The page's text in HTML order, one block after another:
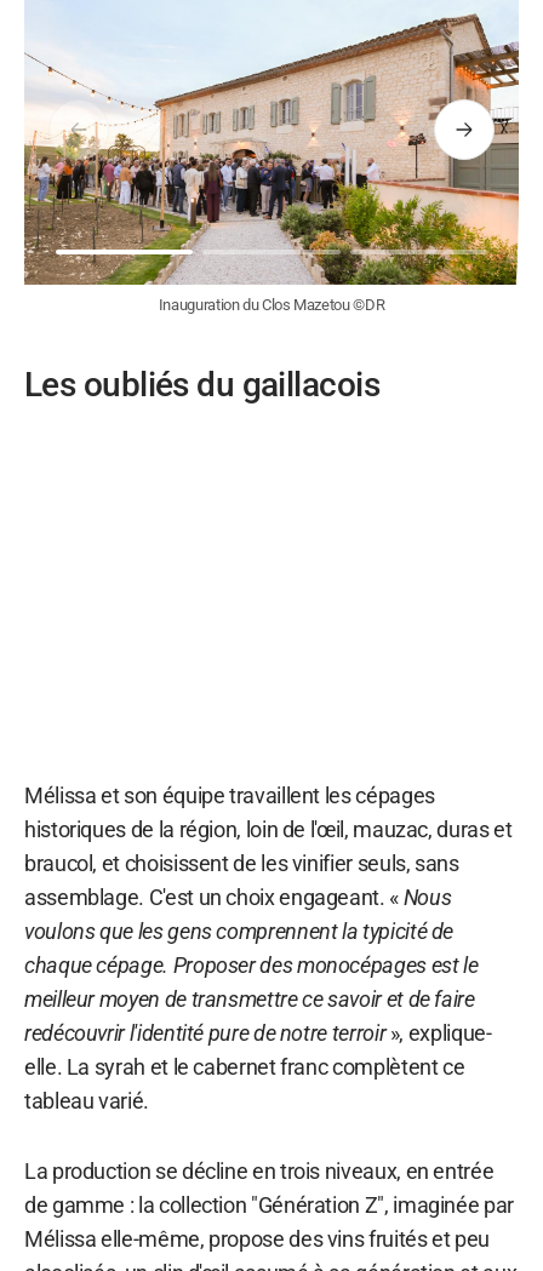
Inauguration du Clos Mazetou ©DR
Précédent Suivant
Les oubliés du gaillacois
Mélissa et son équipe travaillent les cépages
historiques de la région, loin de l'œil, mauzac, duras et
braucol, et choisissent de les vinifier seuls, sans
assemblage. C'est un choix engageant. «Nous
voulons que les gens comprennent la typicité de
chaque cépage. Proposer des monocépages est le
meilleur moyen de transmettre ce savoir et de faire
redécouvrir l'identité pure de notre terroir», explique-
elle. La syrah et le cabernet franc complètent ce
tableau varié.
La production se décline en trois niveaux, en entrée
de gamme : la collection "Génération Z", imaginée par
Mélissa elle-même, propose des vins fruités et peu